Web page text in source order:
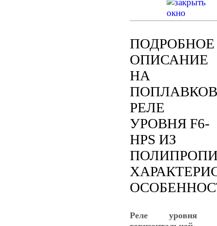
ПОДРОБНОЕ
ОПИСАНИЕ
НА
РЕЛЕ
УРОВНЯ F6-
HPS ИЗ
Реле уровня